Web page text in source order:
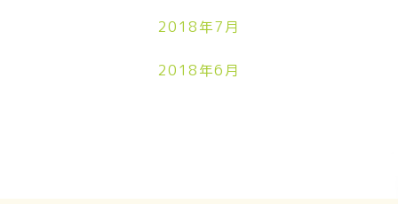
2018年7月
2018年6月